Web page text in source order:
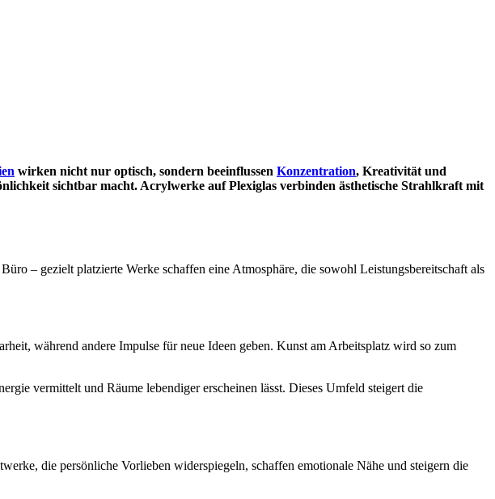
wirken nicht nur optisch, sondern beeinflussen Konzentration, Kreativität und
sichtbar macht. Acrylwerke auf Plexiglas verbinden ästhetische Strahlkraft mit
– gezielt platzierte Werke schaffen eine Atmosphäre, die sowohl Leistungsbereitschaft als
während andere Impulse für neue Ideen geben. Kunst am Arbeitsplatz wird so zum
vermittelt und Räume lebendiger erscheinen lässt. Dieses Umfeld steigert die
die persönliche Vorlieben widerspiegeln, schaffen emotionale Nähe und steigern die